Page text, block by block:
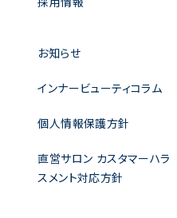
お知らせ
インナービューティコラム
個人情報保護方針
直営サロン カスタマーハラ
スメント対応方針